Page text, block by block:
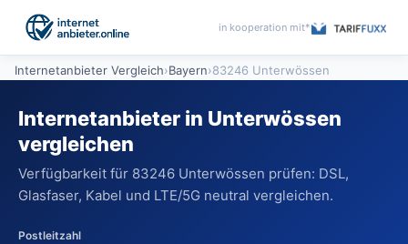
in kooperation mit*
Internetanbieter Vergleich›Bayern›83246 Unterwössen
Internetanbieter in Unterwössen
vergleichen
Verfügbarkeit für 83246 Unterwössen prüfen: DSL,
Glasfaser, Kabel und LTE/5G neutral vergleichen.
Postleitzahl